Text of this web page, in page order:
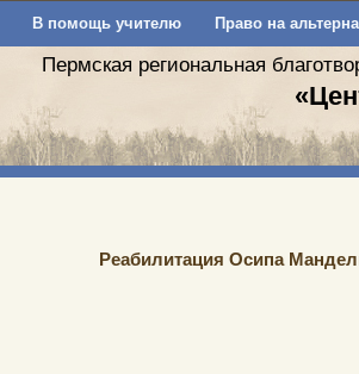
В помощь учителю Право на
Пермская региональная
Реабилитация Осипа